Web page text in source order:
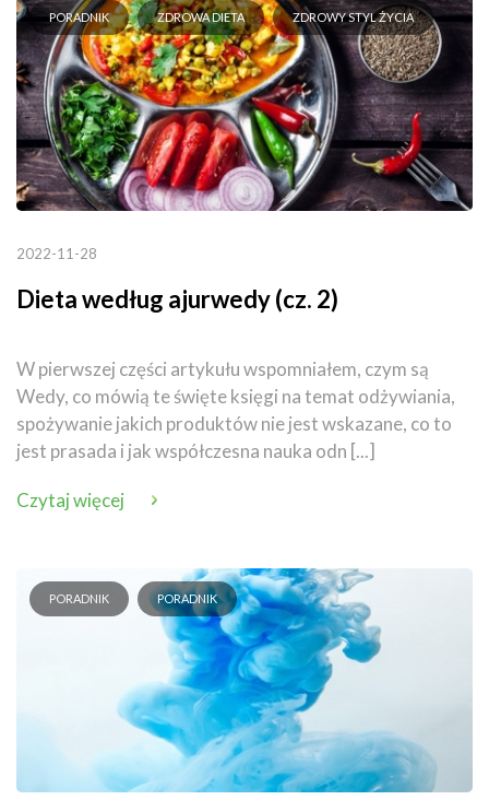
PORADNIK ZDROWA DIETA ZDROWY STYL ŻYCIA
2022-11-28
Dieta według ajurwedy (cz. 2)
W pierwszej części artykułu wspomniałem, czym są
Wedy, co mówią te święte księgi na temat odżywiania,
spożywanie jakich produktów nie jest wskazane, co to
jest prasada i jak współczesna nauka odn [...]
Czytaj więcej
PORADNIK PORADNIK